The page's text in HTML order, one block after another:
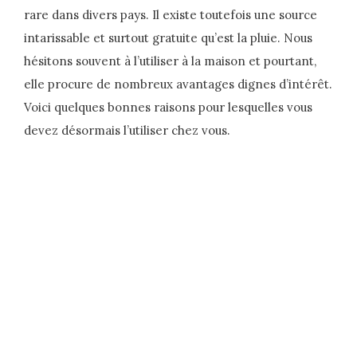
rare dans divers pays. Il existe toutefois une source
intarissable et surtout gratuite qu’est la pluie. Nous
hésitons souvent à l’utiliser à la maison et pourtant,
elle procure de nombreux avantages dignes d’intérêt.
Voici quelques bonnes raisons pour lesquelles vous
devez désormais l’utiliser chez vous.